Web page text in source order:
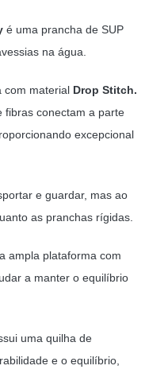
é uma prancha de SUP
na água.
com material Drop Stitch.
fibras conectam a parte
excepcional
e guardar, mas ao
as pranchas rígidas.
ampla plataforma com
a manter o equilíbrio
uma quilha de
e o equilíbrio,